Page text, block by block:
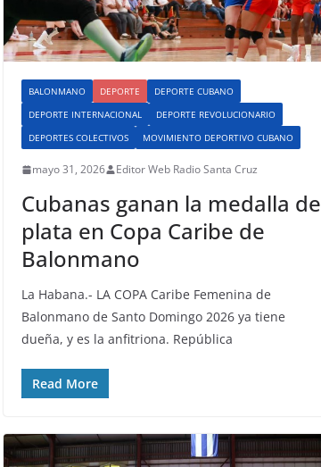
BALONMANO DEPORTE
DEPORTE CUBANO
DEPORTE INTERNACIONAL
DEPORTE REVOLUCIONARIO
DEPORTES COLECTIVOS
MOVIMIENTO DEPORTIVO CUBANO
mayo 31, 2026 Editor Web Radio Santa Cruz
Cubanas ganan la medalla de
plata en Copa Caribe de
Balonmano
La Habana.- LA COPA Caribe Femenina de
Balonmano de Santo Domingo 2026 ya tiene
dueña, y es la anfitriona. República
Read More